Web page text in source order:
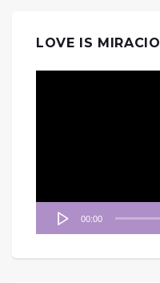
LOVE IS MIRACIO
00:00